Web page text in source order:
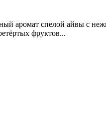
аромат спелой айвы с
фруктов...